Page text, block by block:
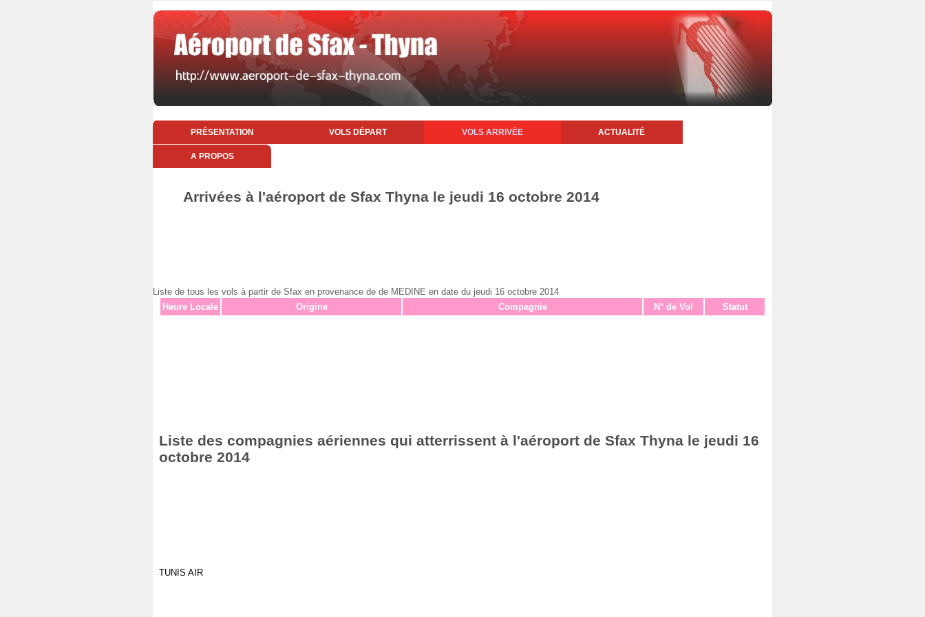
PRÉSENTATION VOLS DÉPART VOLS ARRIVÉE ACTUALITÉ
A PROPOS
Arrivées à l'aéroport de Sfax Thyna le jeudi 16 octobre 2014
Liste de tous les vols à partir de Sfax en provenance de de MEDINE en date du jeudi 16 octobre 2014
Heure Locale
Origine Compagnie N° de Vol Statut
Liste des compagnies aériennes qui atterrissent à l'aéroport de Sfax Thyna le jeudi 16
octobre 2014
TUNIS AIR